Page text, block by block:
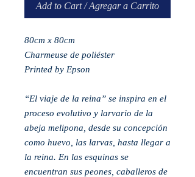
Add to Cart / Agregar a Carrito
80cm x 80cm
Charmeuse de poliéster
Printed by Epson
“El viaje de la reina” se inspira en el
proceso evolutivo y larvario de la
abeja melipona, desde su concepción
como huevo, las larvas, hasta llegar a
la reina. En las esquinas se
encuentran sus peones, caballeros de